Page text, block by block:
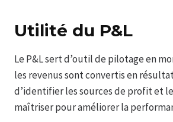
Utilité du P&L
Le P&L sert d’outil de pilotage en
les revenus sont convertis en
d’identifier les sources de profit et
maîtriser pour améliorer la